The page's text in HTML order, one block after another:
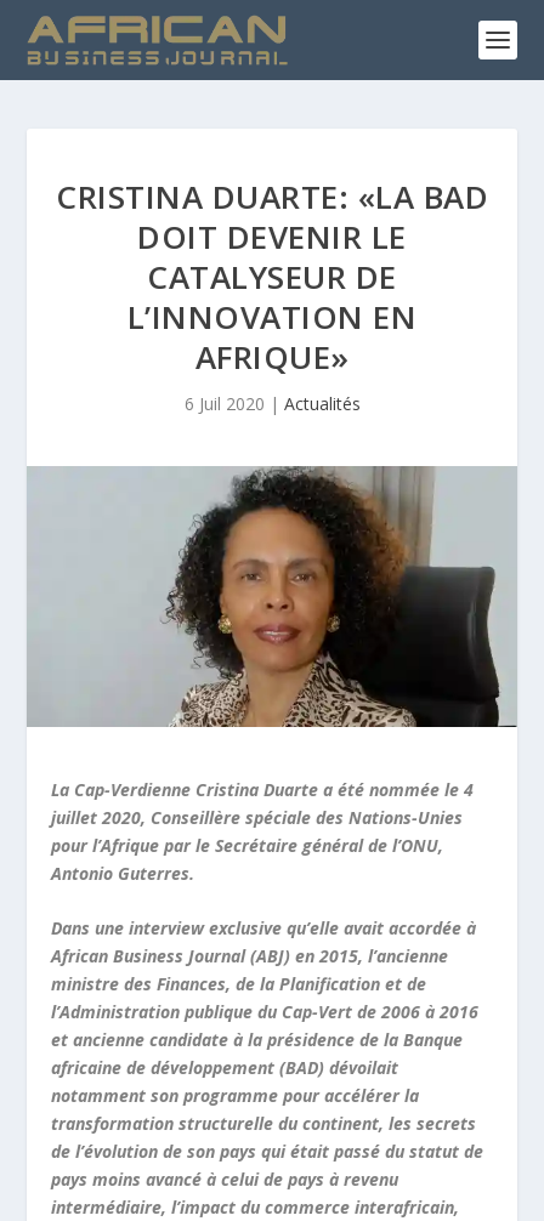
CRISTINA DUARTE: «LA BAD
DOIT DEVENIR LE
CATALYSEUR DE
L’INNOVATION EN
AFRIQUE»
6 Juil 2020 | Actualités
La Cap-Verdienne Cristina Duarte a été nommée le 4
juillet 2020, Conseillère spéciale des Nations-Unies
pour l’Afrique par le Secrétaire général de l’ONU,
Antonio Guterres.
Dans une interview exclusive qu’elle avait accordée à
African Business Journal (ABJ) en 2015, l’ancienne
ministre des Finances, de la Planification et de
l’Administration publique du Cap-Vert de 2006 à 2016
et ancienne candidate à la présidence de la Banque
africaine de développement (BAD) dévoilait
notamment son programme pour accélérer la
transformation structurelle du continent, les secrets
de l’évolution de son pays qui était passé du statut de
pays moins avancé à celui de pays à revenu
intermédiaire, l’impact du commerce interafricain,